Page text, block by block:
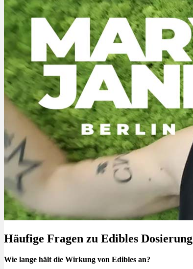
Häufige Fragen zu Edibles Dosierung
Wie lange hält die Wirkung von Edibles an?